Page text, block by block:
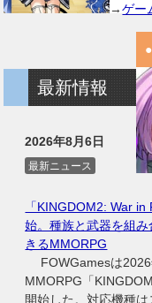
→ゲー
最新情報
2026年8月6日
最新ニュース
「KINGDOM2: War
始。種族と武器を組
きるMMORPG
FOWGamesは2026
MMORPG「
開始した。対応機種